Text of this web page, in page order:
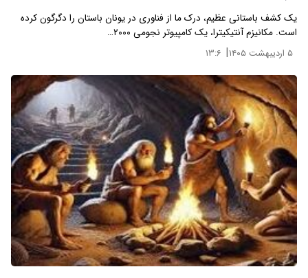
یک کشف باستانی عظیم، درک ما از فناوری در یونان باستان را دگرگون کرده
است. مکانیزم آنتیکیترا، یک کامپیوتر نجومی ۲۰۰۰…
۵ اردیبهشت ۱۴۰۵ | ۱۳:۶